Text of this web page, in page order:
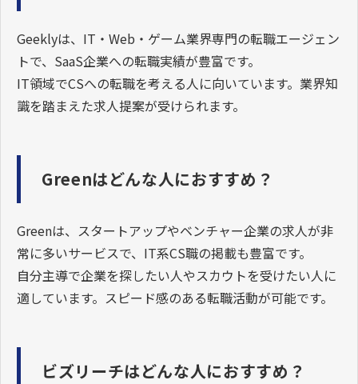
Geeklyは、IT・Web・ゲーム業界専門の転職エージェン
トで、SaaS企業への転職実績が豊富です。
IT領域でCSへの転職を考える人に向いています。業界知
識を踏まえた求人提案が受けられます。
Greenはどんな人におすすめ？
Greenは、スタートアップやベンチャー企業の求人が非
常に多いサービスで、IT系CS職の掲載も豊富です。
自分主導で企業を探したい人やスカウトを受けたい人に
適しています。スピード感のある転職活動が可能です。
ビズリーチはどんな人におすすめ？